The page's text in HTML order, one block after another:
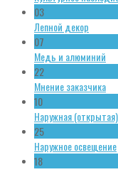
03
Лепной декор
07
Медь и алюминий
22
Мнение заказчика
10
Наружная
25
Наружное освещение
18